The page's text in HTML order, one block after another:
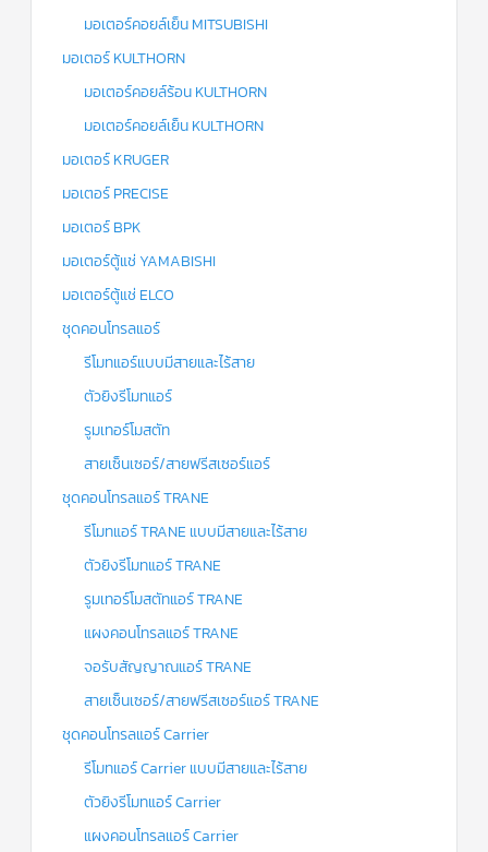
มอเตอร์คอยล์เย็น MITSUBISHI
มอเตอร์ KULTHORN
มอเตอร์คอยล์ร้อน KULTHORN
มอเตอร์คอยล์เย็น KULTHORN
มอเตอร์ KRUGER
มอเตอร์ PRECISE
มอเตอร์ BPK
มอเตอร์ตู้แช่ YAMABISHI
มอเตอร์ตู้แช่ ELCO
ชุดคอนโทรลแอร์
รีโมทแอร์แบบมีสายและไร้สาย
ตัวยิงรีโมทแอร์
รูมเทอร์โมสตัท
สายเซ็นเซอร์/สายฟรีสเซอร์แอร์
ชุดคอนโทรลแอร์ TRANE
รีโมทแอร์ TRANE แบบมีสายและไร้สาย
ตัวยิงรีโมทแอร์ TRANE
รูมเทอร์โมสตัทแอร์ TRANE
แผงคอนโทรลแอร์ TRANE
จอรับสัญญาณแอร์ TRANE
สายเซ็นเซอร์/สายฟรีสเซอร์แอร์ TRANE
ชุดคอนโทรลแอร์ Carrier
รีโมทแอร์ Carrier แบบมีสายและไร้สาย
ตัวยิงรีโมทแอร์ Carrier
แผงคอนโทรลแอร์ Carrier